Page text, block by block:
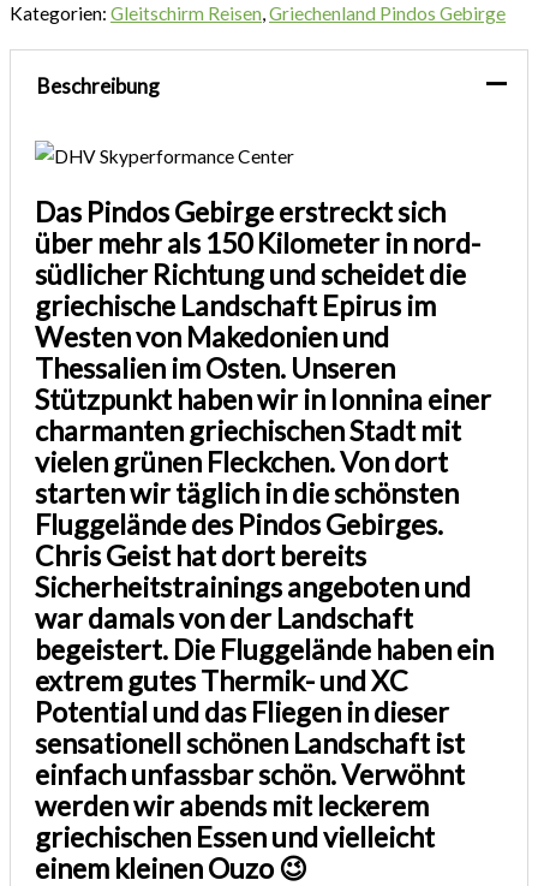
Kategorien: Gleitschirm Reisen,Griechenland Pindos Gebirge
Beschreibung
Das Pindos Gebirge erstreckt sich
über mehr als 150 Kilometer in nord-
südlicher Richtung und scheidet die
griechische Landschaft Epirus im
Westen von Makedonien und
Thessalien im Osten. Unseren
Stützpunkt haben wir in Ionnina einer
charmanten griechischen Stadt mit
vielen grünen Fleckchen. Von dort
starten wir täglich in die schönsten
Fluggelände des Pindos Gebirges.
Chris Geist hat dort bereits
Sicherheitstrainings angeboten und
war damals von der Landschaft
begeistert. Die Fluggelände haben ein
extrem gutes Thermik- und XC
Potential und das Fliegen in dieser
sensationell schönen Landschaft ist
einfach unfassbar schön. Verwöhnt
werden wir abends mit leckerem
griechischen Essen und vielleicht
einem kleinen Ouzo 😉